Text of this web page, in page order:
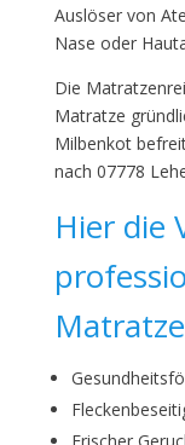
Auslöser von
Nase oder
Die
Matratze
Milbenkot
nach 07778
Hier die